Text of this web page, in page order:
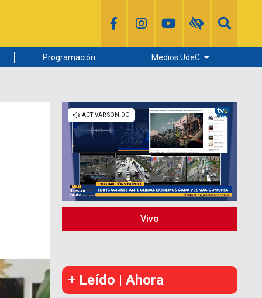
Programación Medios UdeC
Radio UdeC
Noticias UdeC
La Discusión
Vivo
+ Leído | Ahora